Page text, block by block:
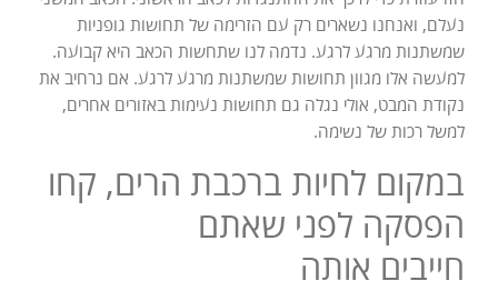
נעלם, ואנחנו נשארים רק עם הזרימה של תחושות גופניות
שמשתנות מרגע לרגע. נדמה לנו שתחשות הכאב היא קבועה.
למעשה אלו מגוון תחושות שמשתנות מרגע לרגע. אם נרחיב את
נקודת המבט, אולי נגלה גם תחושות נעימות באזורים אחרים,
למשל רכות של נשימה.
במקום לחיות ברכבת הרים, קחו
הפסקה לפני שאתם
חייבים אותה